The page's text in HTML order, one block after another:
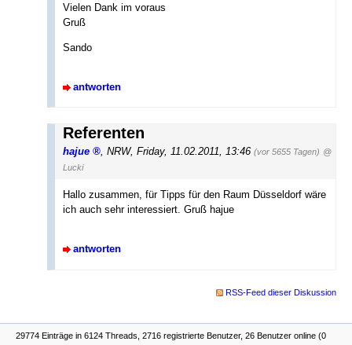
Vielen Dank im voraus
Gruß
Sando
antworten
Referenten
hajue , NRW, Friday, 11.02.2011, 13:46 (vor 5655 Tagen) @
Lucki
Hallo zusammen, für Tipps für den Raum Düsseldorf wäre
ich auch sehr interessiert. Gruß hajue
antworten
RSS-Feed dieser Diskussion
29774 Einträge in 6124 Threads, 2716 registrierte Benutzer, 26 Benutzer online (0